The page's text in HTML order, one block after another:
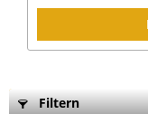
Filtern